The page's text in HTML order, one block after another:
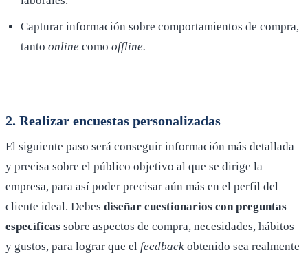
Capturar información sobre comportamientos de compra,
tantoonline comooffline.
2. Realizar encuestas personalizadas
El siguiente paso será conseguir información más detallada
y precisa sobre el público objetivo al que se dirige la
empresa, para así poder precisar aún más en el perfil del
cliente ideal. Debes diseñar cuestionarios con preguntas
específicas sobre aspectos de compra, necesidades, hábitos
y gustos, para lograr que el feedback obtenido sea realmente